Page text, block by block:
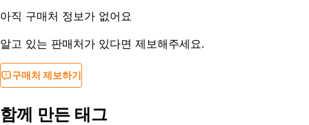
아직 구매처 정보가 없어요
알고 있는 판매처가 있다면 제보해주세요.
구매처 제보하기
함께 만든 태그